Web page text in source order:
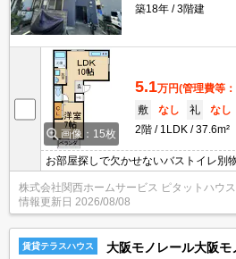
築18年
3階建
画像：15枚
5.1万円(管理費等
敷
なし 礼
なし
2階
1LDK 37.6m²
お部屋探しで欠かせないバストイレ別
株式会社関西ホームサービス ピタットハウス
情報更新日 2026/08/08
賃貸テラスハウス 大阪モノレール大阪モノレ